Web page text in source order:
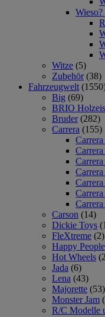
Wieso?
Witze (5)
Zubehör (38)
Fahrzeugwelt
Big (69)
BRIO
Bruder (282)
Carrera (155)
Carson (14)
Dickie Toys
FleXtreme (2)
Happy People
Hot Wheels
Jada (6)
Lena (43)
Majorette (53)
Monster Jam
R/C Modelle